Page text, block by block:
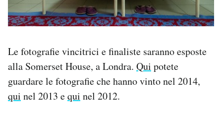
Le fotografie vincitrici e finaliste saranno esposte
alla Somerset House, a Londra. Qui potete
guardare le fotografie che hanno vinto nel 2014,
qui nel 2013 equi nel 2012.